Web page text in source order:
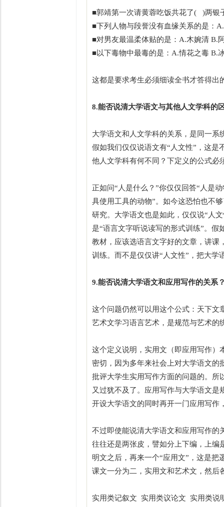
■郭靖第一次请黄蓉吃饭共花了( )两银
■下列人物与段誉没有血缘关系的是：
■对男友最温柔体贴的是：A.木婉清 B.
■以下毒物中最毒的是：A.情花之毒 B.
这都是要求考生必须细读全书才答得出
8.能否说清大学语文与其他人文学科的
大学语文和人文学科的关系，是同一
假如我们仅仅说语文有“人文性”，这是
他人文学科有何不同？下定义的公式必
正如问“人是什么？”你仅仅回答“人是
具使用工具的动物”。如今这恐怕也不
研究。大学语文也是如此，仅仅说“人
是“语言文字听说读写的形式训练”。
教材，应该选语言文字好的文章，讲课
训练。而不是仅仅讲“人文性”，把大学
9.能否说清大学语文和应用写作的关系
这个问题仍然可以用这个公式：天下文
艺术文学习语言艺术，是规范与艺术的
这个定义说明，实用文（即应用写作）
密切，因为多年来社会上对大学语文
批评大学生实用写作方面的问题的。所
又过犹不及了。应用写作与大学语文
开设大学语文的同时再开一门应用写作
不过即使能说清大学语文和应用写作的
往往还是两张皮，譬如分上下编，上编
明文之后，再来一个“应用文”，这是
课文一分为二，实用文和艺术文，然后
实用类记叙文 实用类议论文 实用类说